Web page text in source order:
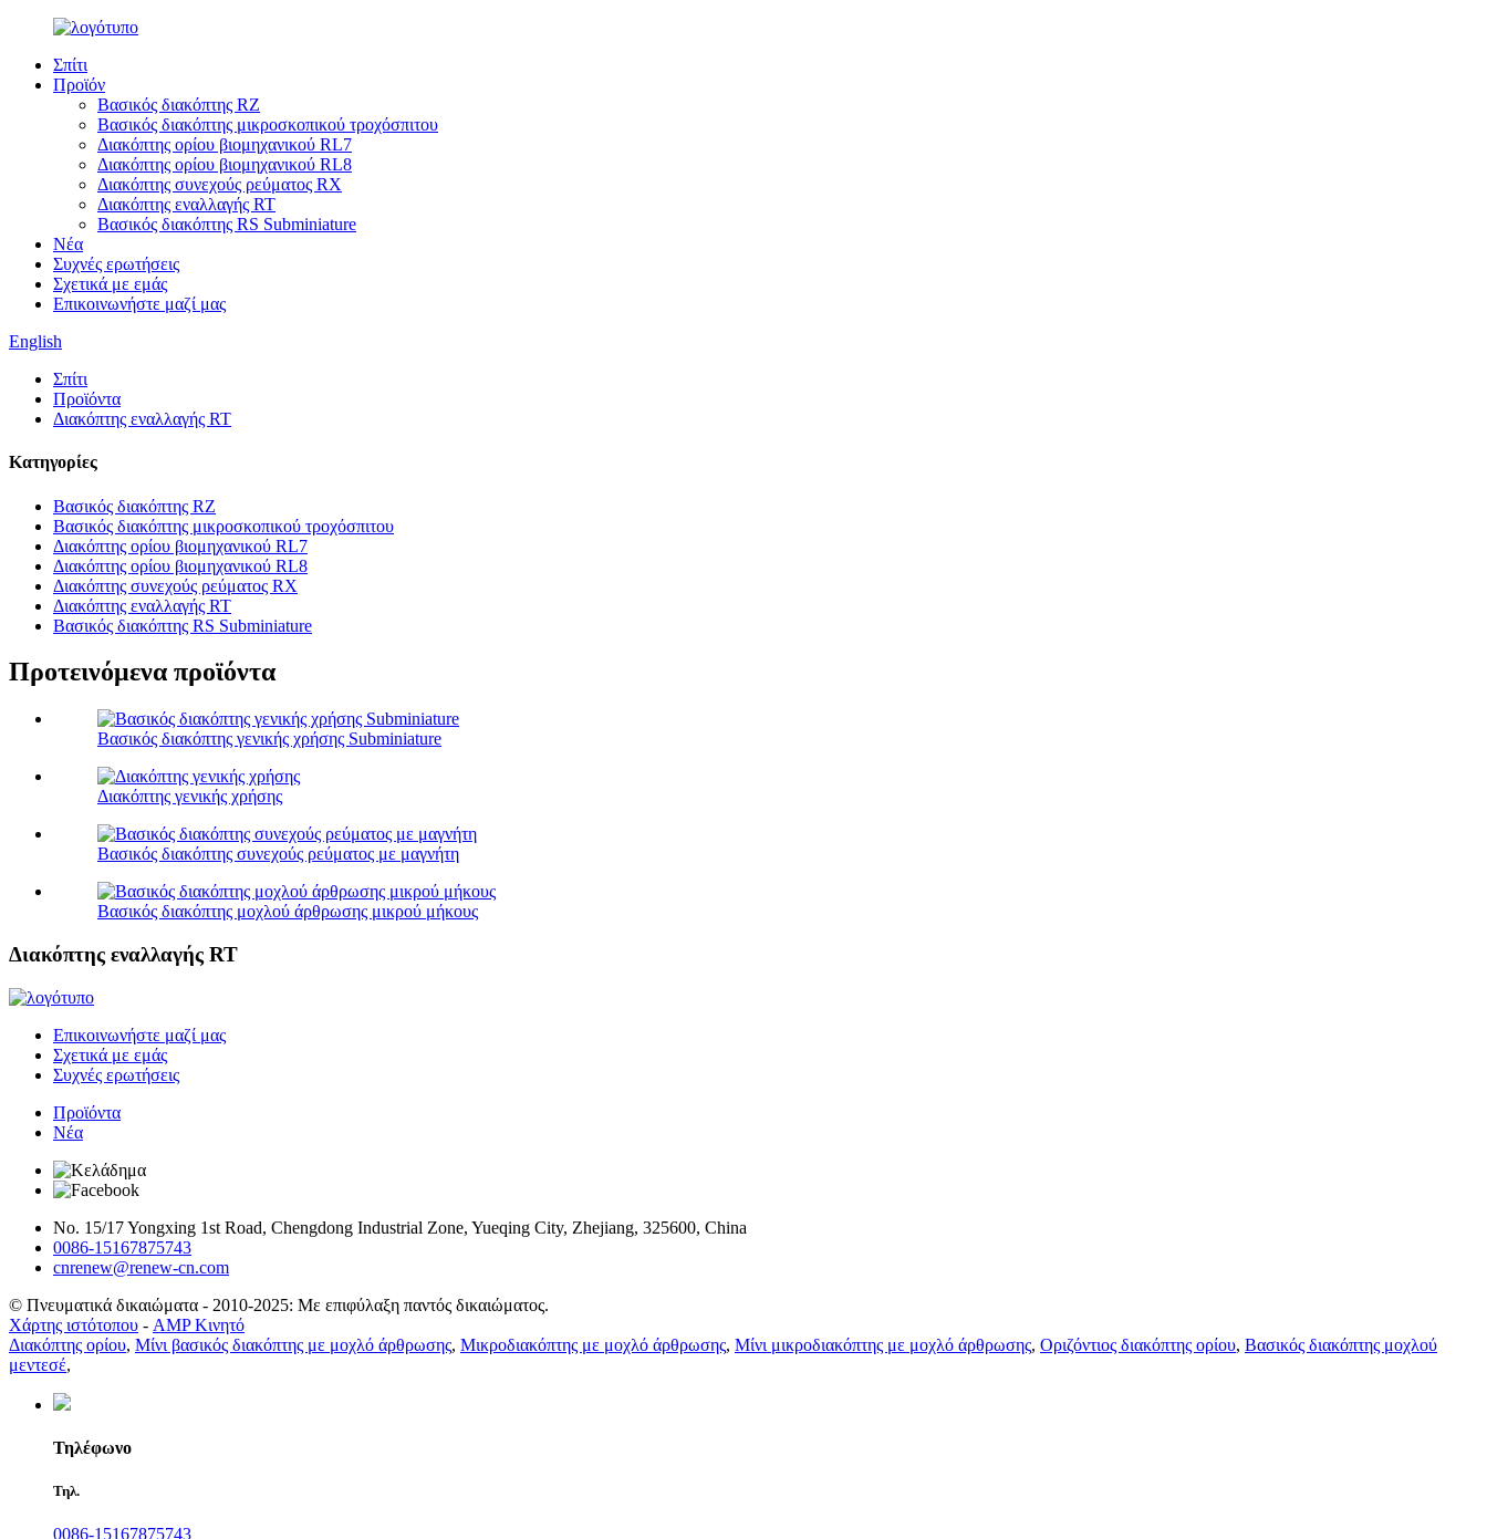
Σπίτι
Προϊόν
Βασικός διακόπτης RZ
Βασικός διακόπτης μικροσκοπικού τροχόσπιτου
Διακόπτης ορίου βιομηχανικού RL7
Διακόπτης ορίου βιομηχανικού RL8
Διακόπτης συνεχούς ρεύματος RX
Διακόπτης εναλλαγής RT
Βασικός διακόπτης RS Subminiature
Νέα
Συχνές ερωτήσεις
Σχετικά με εμάς
Επικοινωνήστε μαζί μας
English
Σπίτι
Προϊόντα
Διακόπτης εναλλαγής RT
Κατηγορίες
Βασικός διακόπτης RZ
Βασικός διακόπτης μικροσκοπικού τροχόσπιτου
Διακόπτης ορίου βιομηχανικού RL7
Διακόπτης ορίου βιομηχανικού RL8
Διακόπτης συνεχούς ρεύματος RX
Διακόπτης εναλλαγής RT
Βασικός διακόπτης RS Subminiature
Προτεινόμενα προϊόντα
Βασικός διακόπτης γενικής χρήσης Subminiature
Διακόπτης γενικής χρήσης
Βασικός διακόπτης συνεχούς ρεύματος με μαγνήτη
Βασικός διακόπτης μοχλού άρθρωσης μικρού μήκους
Διακόπτης εναλλαγής RT
Επικοινωνήστε μαζί μας
Σχετικά με εμάς
Συχνές ερωτήσεις
Προϊόντα
Νέα
No. 15/17 Yongxing 1st Road, Chengdong Industrial Zone, Yueqing City, Zhejiang, 325600, China
0086-15167875743
cnrenew@renew-cn.com
© Πνευματικά δικαιώματα - 2010-2025: Με επιφύλαξη παντός δικαιώματος.
Χάρτης ιστότοπου - AMP Κινητό
Διακόπτης ορίου, Μίνι βασικός διακόπτης με μοχλό άρθρωσης, Μικροδιακόπτης με μοχλό άρθρωσης, Μίνι μικροδιακόπτης με μοχλό άρθρωσης, Οριζόντιος διακόπτης ορίου, Βασικός διακόπτης μοχλού
μεντεσέ,
Τηλέφωνο
Τηλ.
0086-15167875743